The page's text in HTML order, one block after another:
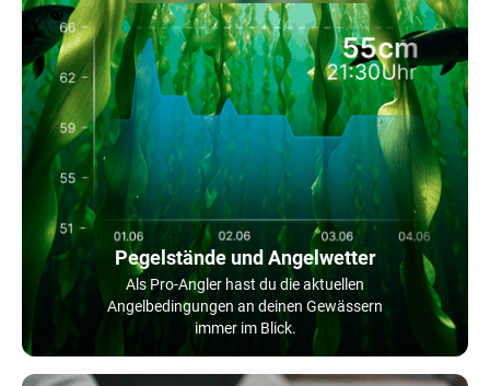
Pegelstände und Angelwetter
Als Pro-Angler hast du die aktuellen
Angelbedingungen an deinen Gewässern
immer im Blick.